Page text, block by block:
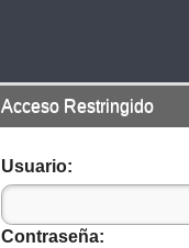
Acceso Restringido
Usuario:
Contraseña: